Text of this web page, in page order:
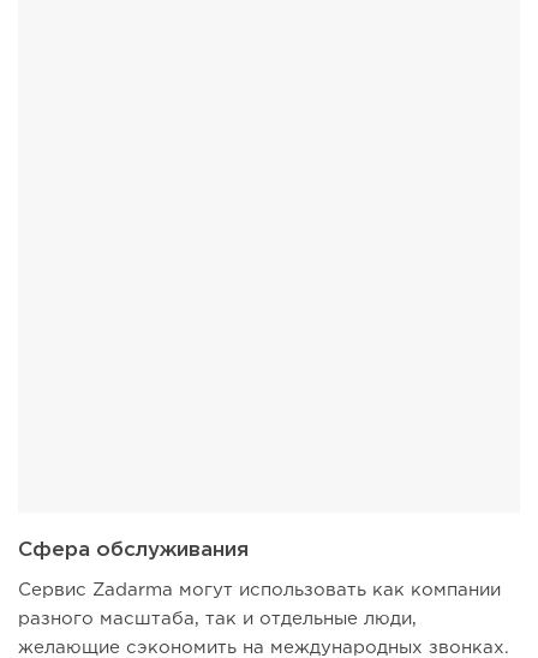
Сфера обслуживания
Сервис Zadarma могут использовать как компании
разного масштаба, так и отдельные люди,
желающие сэкономить на международных звонках.